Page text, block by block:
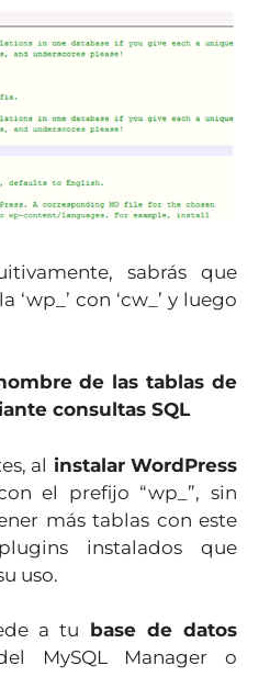
sabrás que
con ‘cw_’ y luego
de las tablas de
consultas SQL
al instalar WordPress
el prefijo “wp_”, sin
más tablas con este
instalados que
uso.
a tu base de datos
MySQL Manager o